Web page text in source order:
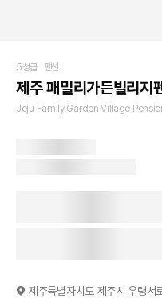
5성급 · 펜션
제주 패밀리가든빌리지
Jeju Family Garden Village
제주특별자치도 제주시 우령